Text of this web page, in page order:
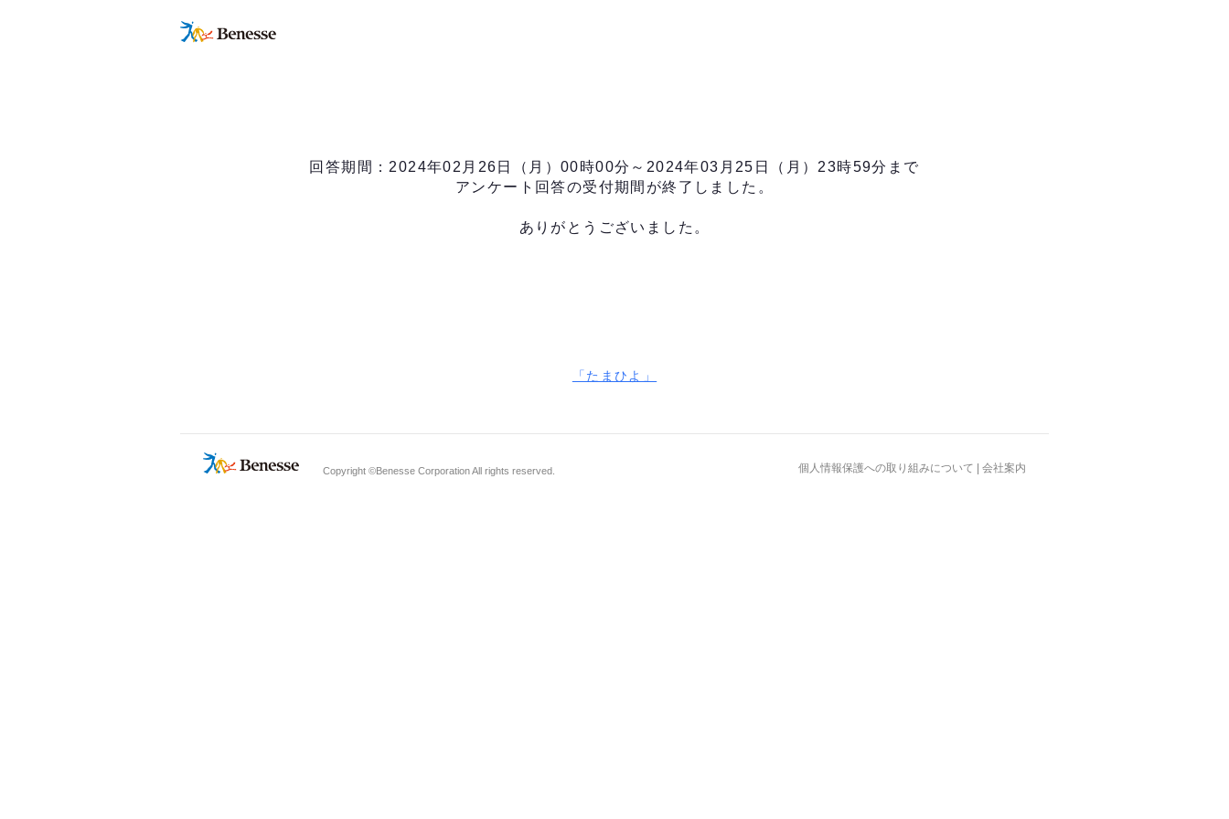
回答期間：2024年02月26日（月）00時00分～2024年03月25日（月）23時59分まで
アンケート回答の受付期間が終了しました。
ありがとうございました。
「たまひよ」
個人情報保護への取り組みについて 会社案内
Copyright ©Benesse Corporation All rights reserved.